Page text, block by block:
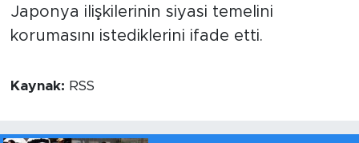
Japonya ilişkilerinin siyasi temelini
korumasını istediklerini ifade etti.
Kaynak: RSS